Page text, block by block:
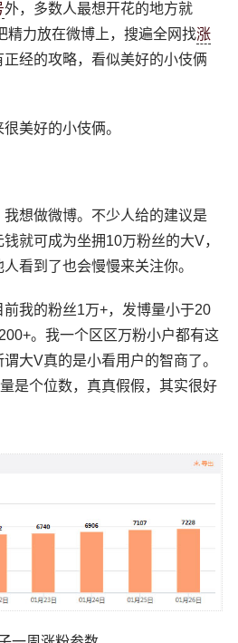
外，多数人最想开花的地方就
精力放在微博上，搜遍全网找涨
经的攻略，看似美好的小伎俩
美好的小伎俩。
想做微博。不少人给的建议是
就可成为坐拥10万粉丝的大V，
看到了也会慢慢来关注你。
我的粉丝1万+，发博量小于20
。我一个区区万粉小户都有这
大V真的是小看用户的智商了。
是个位数，真真假假，其实很好